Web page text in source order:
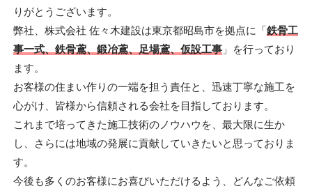
りがとうございます。
弊社、株式会社 佐々木建設は東京都昭島市を拠点に「鉄骨工
事一式、鉄骨鳶、鍛冶鳶、足場鳶、仮設工事」を行っており
ます。
お客様の住まい作りの一端を担う責任と、迅速丁寧な施工を
心がけ、皆様から信頼される会社を目指しております。
これまで培ってきた施工技術のノウハウを、最大限に生か
し、さらには地域の発展に貢献していきたいと思っておりま
す。
今後も多くのお客様にお喜びいただけるよう、どんなご依頼